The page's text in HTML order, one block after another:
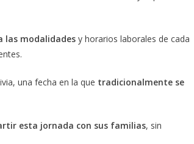
las modalidades y horarios laborales de cada
una fecha en la que tradicionalmente se
esta jornada con sus familias, sin